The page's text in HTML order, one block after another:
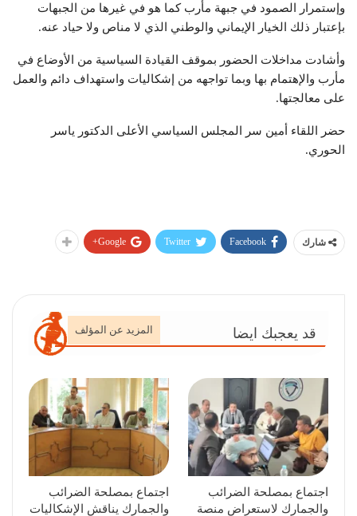
وإستمرار الصمود في جبهة مأرب كما هو في غيرها من الجبهات
بإعتبار ذلك الخيار الإيماني والوطني الذي لا مناص ولا حياد عنه.
وأشادت مداخلات الحضور بموقف القيادة السياسية من الأوضاع في
مأرب والإهتمام بها وبما تواجهه من إشكاليات واستهداف دائم والعمل
على معالجتها.
حضر اللقاء أمين سر المجلس السياسي الأعلى الدكتور ياسر
الحوري.
شارك Facebook
Twitter
Google+
قد يعجبك ايضا المزيد عن المؤلف
اجتماع بمصلحة الضرائب
والجمارك لاستعراض منصة
اجتماع بمصلحة الضرائب
والجمارك يناقش الإشكاليات